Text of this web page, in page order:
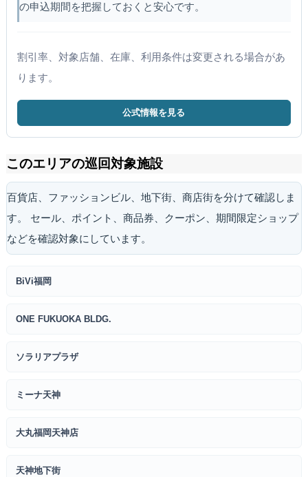
の申込期間を把握しておくと安心です。
割引率、対象店舗、在庫、利用条件は変更される場合があ
ります。
公式情報を見る
このエリアの巡回対象施設
百貨店、ファッションビル、地下街、商店街を分けて確認しま
す。 セール、ポイント、商品券、クーポン、期間限定ショップ
などを確認対象にしています。
BiVi福岡
ONE FUKUOKA BLDG.
ソラリアプラザ
ミーナ天神
大丸福岡天神店
天神地下街